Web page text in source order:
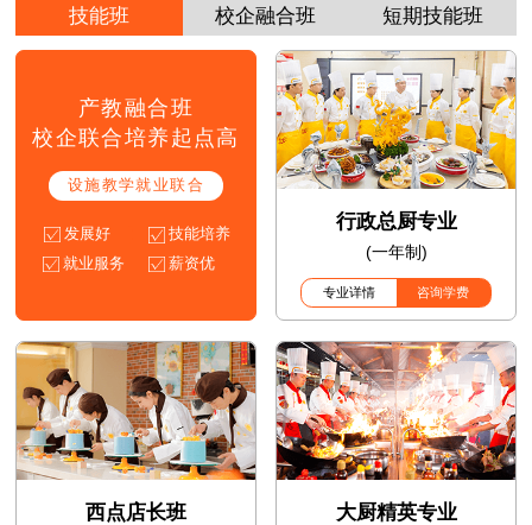
技能班 校企融合班 短期技能班
产教融合班
校企联合培养起点高
设施教学就业联合
发展好
技能培养
就业服务
薪资优
行政总厨专业
(一年制)
专业详情 咨询学费
西点店长班 大厨精英专业